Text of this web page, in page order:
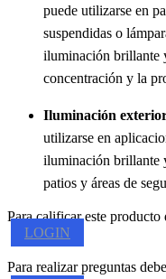
puede utilizarse en
suspendidas o
iluminación brillante
concentración y la
Iluminación
utilizarse en
iluminación brillante
patios y áreas de
Para calificar este
LOGIN
Para realizar preguntas